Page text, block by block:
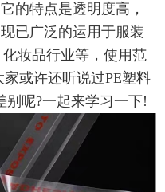
的特点是透明度高，
已广泛的运用于服装
妆品行业等，使用范
或许还听说过PE塑料
别呢?一起来学习一下!